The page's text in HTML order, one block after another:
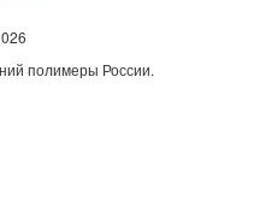
полимеры России.